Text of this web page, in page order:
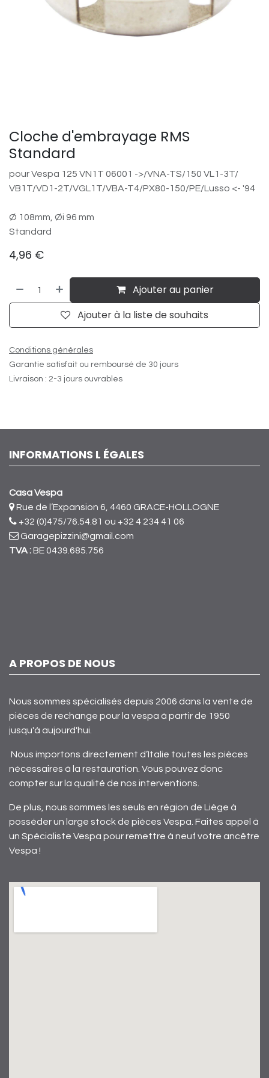
Cloche d'embrayage RMS
Standard
pour Vespa 125 VN1T 06001 ->/​VNA-TS/​150 VL1-3T/​
VB1T/​VD1-2T/​VGL1T/​VBA-T4/​PX80-150/​PE/​Lusso <- '94
Ø 108mm, Øi 96 mm
Standard
4,96 €
Ajouter au panier
Ajouter à la liste de souhaits
Conditions générales
Garantie satisfait ou remboursé de 30 jours
Livraison : 2-3 jours ouvrables
INFORMATIONS L ÉGALES
Casa Vespa
Rue de l’Expansion 6, 4460 GRACE-HOLLOGNE
+32 (0)475/76.54.81 ou +32 4 234 41 06
Garagepizzini@gmail.com
TVA :BE 0439.685.756
A PROPOS DE NOUS
Nous sommes spécialisés depuis 2006 dans la vente de
pièces de rechange pour la vespa à partir de 1950
jusqu'à aujourd'hui.
Nous importons directement d’Italie toutes les pièces
nécessaires à la restauration. Vous pouvez donc
compter sur la qualité de nos interventions.
De plus, nous sommes les seuls en région de Liège à
posséder un large stock de pièces Vespa. Faites appel à
un Spécialiste Vespa pour remettre à neuf votre ancêtre
Vespa !